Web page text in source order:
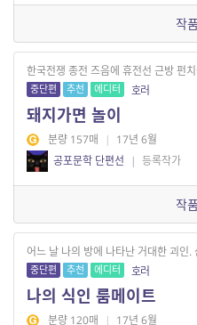
작
한국전쟁 종전 즈음에 휴전선 근방 펀
중단편 추천 에디터 호러
돼지가면 놀이
분량 157매 | 17년 6월
공포문학 단편선
| 등록작가
작
어느 날 나의 방에 나타난 거대한 괴인
중단편 추천 에디터 호러
나의 식인 룸메이트
분량 120매 | 17년 6월